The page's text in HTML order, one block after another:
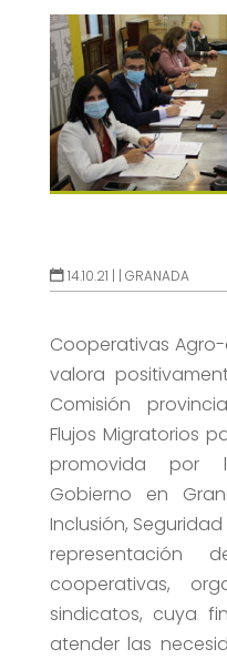
14.10.21 | | GRANADA
Cooperativas
valora
Comisión
Flujos Migratorios
promovida por
Gobierno en
Inclusión,
cooperativas,
sindicatos, cuya
atender las